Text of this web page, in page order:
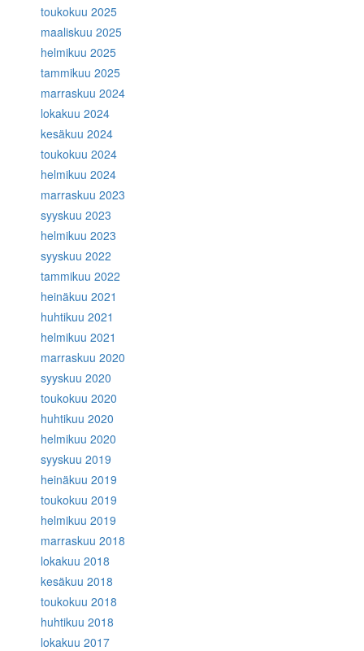
toukokuu 2025
maaliskuu 2025
helmikuu 2025
tammikuu 2025
marraskuu 2024
lokakuu 2024
kesäkuu 2024
toukokuu 2024
helmikuu 2024
marraskuu 2023
syyskuu 2023
helmikuu 2023
syyskuu 2022
tammikuu 2022
heinäkuu 2021
huhtikuu 2021
helmikuu 2021
marraskuu 2020
syyskuu 2020
toukokuu 2020
huhtikuu 2020
helmikuu 2020
syyskuu 2019
heinäkuu 2019
toukokuu 2019
helmikuu 2019
marraskuu 2018
lokakuu 2018
kesäkuu 2018
toukokuu 2018
huhtikuu 2018
lokakuu 2017